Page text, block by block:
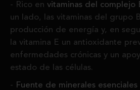
Rico en vitaminas del complejo
un lado, las vitaminas del grupo
producción de energía y, en
la vitamina E un antioxidante
enfermedades crónicas y un
estado de las células.
Fuente de minerales esenciales